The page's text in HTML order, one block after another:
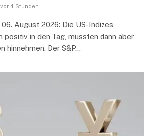
vor 4 Stunden
August 2026: Die US-Indizes
in den Tag, mussten dann aber
hinnehmen. Der S&P…